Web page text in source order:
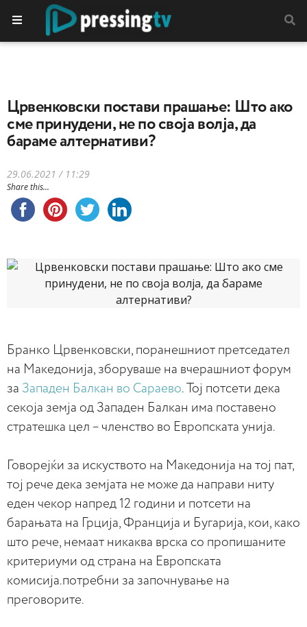
Црвенковски постави прашање: Што ако
сме принудени, не по своја волја, да
бараме алтернативи?
29.06.2021 / 11:29
Share this...
Бранко Црвенковски, поранешниот претседател
на Македонија, зборуваше на вчерашниот форум
за Западен Балкан во Сараево. Тој потсети дека
секоја земја од Западен Балкан има поставено
стратешка цел – членство во Европската унија.
Говорејќи за искуството на Македонија на тој пат,
тој рече дека земјата не може да направи ниту
еден чекор напред 12 години и потсети на
барањата на Грција, Франција и Бугарија, кои, како
што рече, немаат никаква врска со пропишаните
критериуми од страна на Европската
комисија.потребни за започнување на
преговорите.